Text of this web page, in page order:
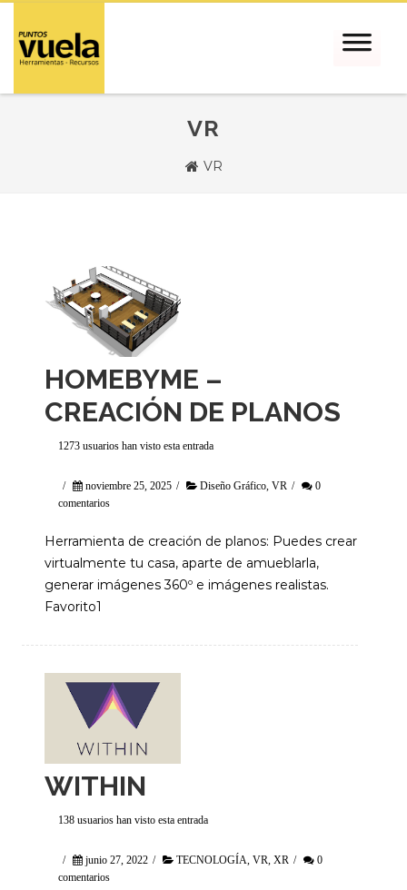
VR
VR
HOMEBYME –
CREACIÓN DE PLANOS
1273 usuarios han visto esta entrada
/ noviembre 25, 2025 / Diseño Gráfico VR /
0
comentarios
Herramienta de creación de planos: Puedes crear
virtualmente tu casa, aparte de amueblarla,
generar imágenes 360º e imágenes realistas.
Favorito1
WITHIN
138 usuarios han visto esta entrada
/ junio 27, 2022 / TECNOLOGÍA VR XR /
0
comentarios